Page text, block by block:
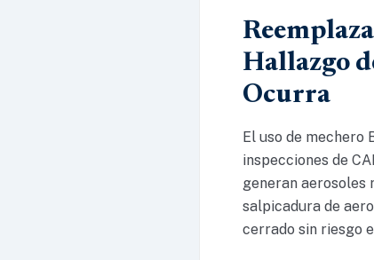
Hallazgo
Ocurra
El uso de mechero
inspecciones de
generan
salpicadura de
cerrado sin riesgo